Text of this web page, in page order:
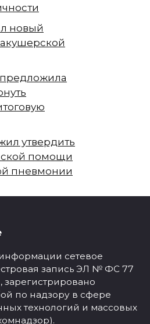
новый
утвердить
помощи
пневмонии
сетевое
запись ЭЛ № ФС 77
зарегистрировано
по надзору в сфере
технологий и массовых